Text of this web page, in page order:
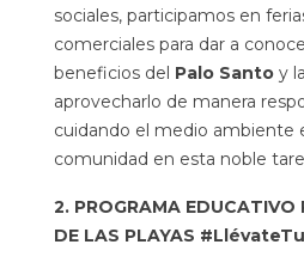
sociales, participamos en
comerciales para dar a
beneficios del Palo Santo y
aprovecharlo de manera
cuidando el medio ambiente
comunidad en esta noble
2. PROGRAMA EDUCATIVO
DE LAS PLAYAS